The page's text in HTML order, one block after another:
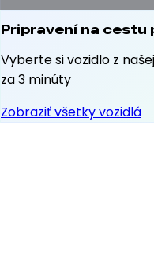
Pripravení na cestu
Vyberte si vozidlo z
za 3 minúty
Zobraziť všetky vozidlá